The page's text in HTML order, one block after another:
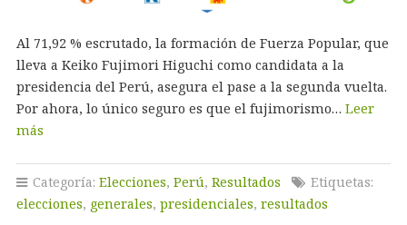
Al 71,92 % escrutado, la formación de Fuerza Popular, que
lleva a Keiko Fujimori Higuchi como candidata a la
presidencia del Perú, asegura el pase a la segunda vuelta.
Por ahora, lo único seguro es que el fujimorismo… Leer
más
Categoría: Elecciones, Perú, Resultados
Etiquetas:
elecciones, generales, presidenciales, resultados